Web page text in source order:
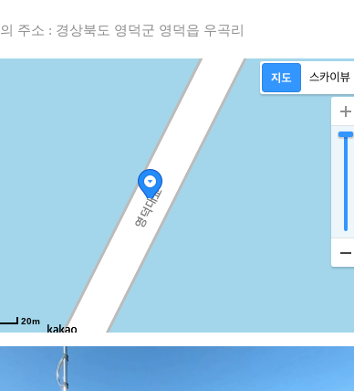
주소 : 경상북도 영덕군 영덕읍 우곡리
20m